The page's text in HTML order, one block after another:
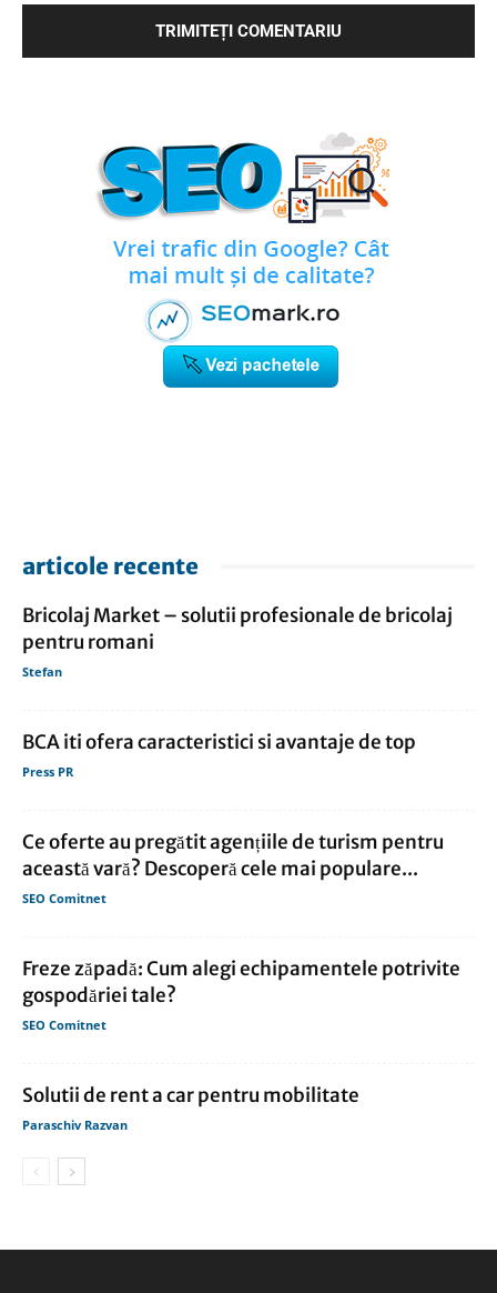
articole recente
Bricolaj Market – solutii profesionale de bricolaj
pentru romani
Stefan
BCA iti ofera caracteristici si avantaje de top
Press PR
Ce oferte au pregătit agențiile de turism pentru
această vară? Descoperă cele mai populare...
SEO Comitnet
Freze zăpadă: Cum alegi echipamentele potrivite
gospodăriei tale?
SEO Comitnet
Solutii de rent a car pentru mobilitate
Paraschiv Razvan